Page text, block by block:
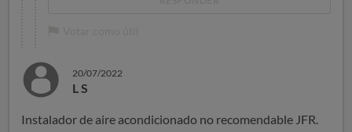
20/07/2022
L S
Instalador de aire acondicionado no recomendable JFR.